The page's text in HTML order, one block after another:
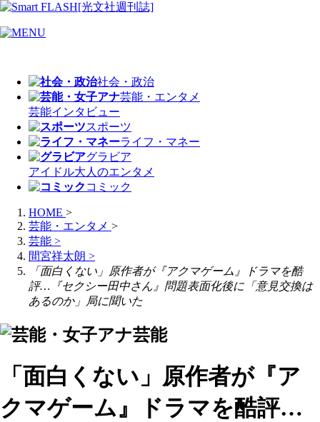
社会・政治
芸能・エンタメ
芸能インタビュー
スポーツ
ライフ・マネー
グラビア
アイドル大人のエンタメ
コミック
HOME >
芸能・エンタメ >
芸能 >
間宮祥太朗 >
「面白くない」原作者が『アクマゲーム』ドラマを酷
評…『セクシー田中さん』問題表面化後に「意見交換は
あるのか」局に聞いた
芸能
「面白くない」原作者が『ア
クマゲーム』ドラマを酷評…